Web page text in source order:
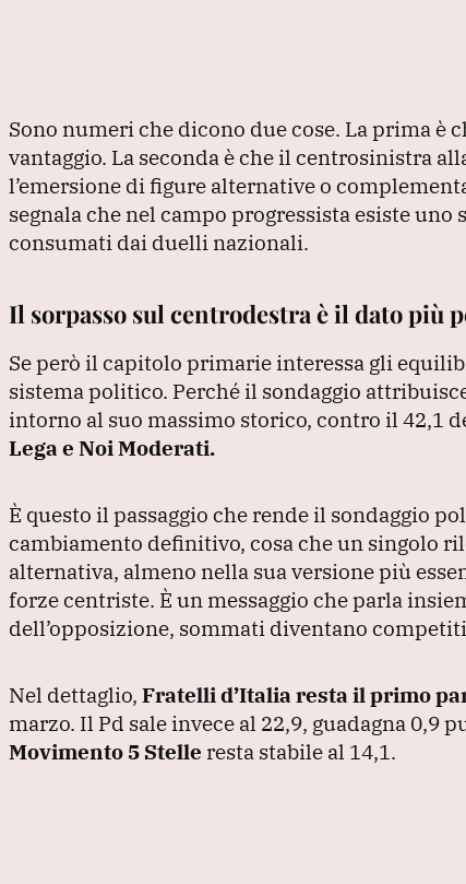
Sono numeri che dicono due cose. La prima è
vantaggio. La seconda è che il centrosinistra
l’emersione di figure alternative o
segnala che nel campo progressista esiste
consumati dai duelli nazionali.
Il sorpasso sul centrodestra è il dato più
Se però il capitolo primarie interessa gli
sistema politico. Perché il sondaggio
intorno al suo massimo storico, contro il 42,1
Lega e Noi Moderati.
È questo il passaggio che rende il sondaggio
cambiamento definitivo, cosa che un singolo
alternativa, almeno nella sua versione più
forze centriste. È un messaggio che parla
dell’opposizione, sommati diventano
Nel dettaglio, Fratelli d’Italia resta il primo
marzo. Il Pd sale invece al 22,9, guadagna 0,9
Movimento 5 Stelle resta stabile al 14,1.